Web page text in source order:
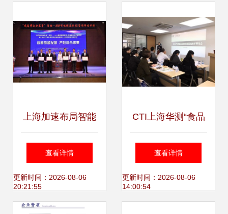
上海加速布局智能
制造新高地 百企智
能工厂升级与咨询
师培养计划双轮驱
查看详情
更新时间：2026-08-06
20:21:55
CTI上海华测“食品
质量安全管控技
术”研讨会在沪成功
查看详情
更新时间：2026-08-06
14:00:54